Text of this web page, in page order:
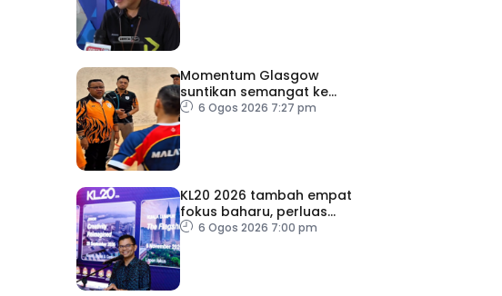
Momentum Glasgow
suntikan semangat ke
Sukan Asia 2026
6 Ogos 2026 7:27 pm
KL20 2026 tambah empat
fokus baharu, perluas
tumpuan ke lapan sektor
6 Ogos 2026 7:00 pm